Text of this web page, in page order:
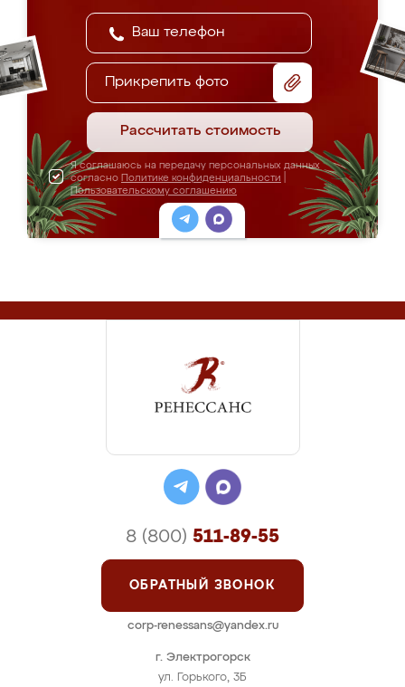
Прикрепить фото
Рассчитать стоимость
Я соглашаюсь на передачу персональных данных
согласно Политике конфиденциальности
Пользовательскому соглашению
г. Электрогорск
ул. Горького, 3Б
8 (800) 511-89-55
ОБРАТНЫЙ ЗВОНОК
corp-renessans@yandex.ru